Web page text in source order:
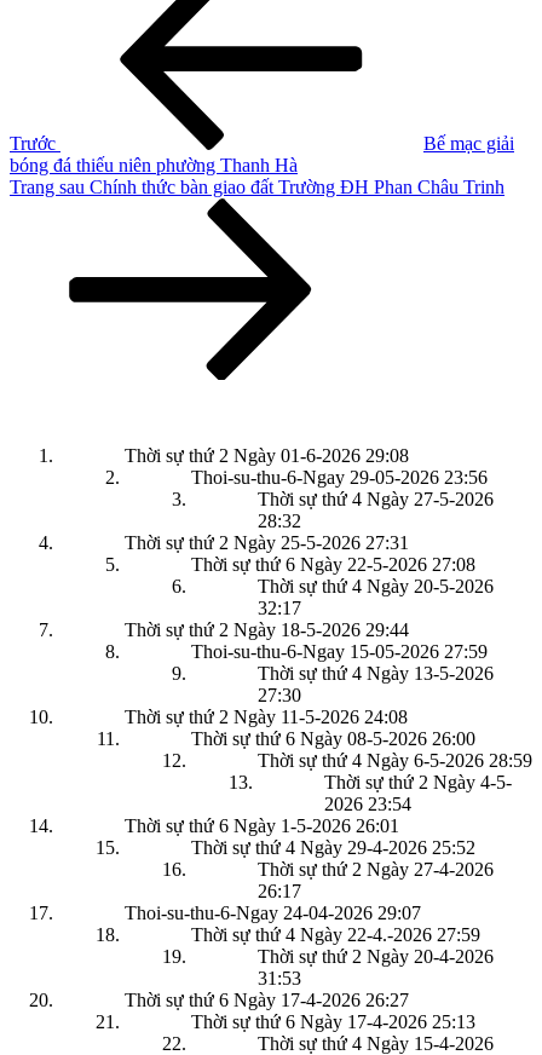
Trước
Bế mạc giải
bóng đá thiếu niên phường Thanh Hà
Bài
Trang sau Chính thức bàn giao đất Trường ĐH Phan Châu Trinh
Thời sự thứ 2 Ngày 01-6-2026 29:08
Thoi-su-thu-6-Ngay 29-05-2026 23:56
Thời sự thứ 4 Ngày 27-5-2026
28:32
Thời sự thứ 2 Ngày 25-5-2026 27:31
Thời sự thứ 6 Ngày 22-5-2026 27:08
Thời sự thứ 4 Ngày 20-5-2026
32:17
Thời sự thứ 2 Ngày 18-5-2026 29:44
Thoi-su-thu-6-Ngay 15-05-2026 27:59
Thời sự thứ 4 Ngày 13-5-2026
27:30
Thời sự thứ 2 Ngày 11-5-2026 24:08
Thời sự thứ 6 Ngày 08-5-2026 26:00
Thời sự thứ 4 Ngày 6-5-2026 28:59
Thời sự thứ 2 Ngày 4-5-
2026 23:54
Thời sự thứ 6 Ngày 1-5-2026 26:01
Thời sự thứ 4 Ngày 29-4-2026 25:52
Thời sự thứ 2 Ngày 27-4-2026
26:17
Thoi-su-thu-6-Ngay 24-04-2026 29:07
Thời sự thứ 4 Ngày 22-4.-2026 27:59
Thời sự thứ 2 Ngày 20-4-2026
31:53
Thời sự thứ 6 Ngày 17-4-2026 26:27
Thời sự thứ 6 Ngày 17-4-2026 25:13
Thời sự thứ 4 Ngày 15-4-2026